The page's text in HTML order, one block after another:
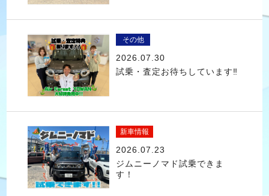
その他
2026.07.30
試乗・査定お待ちしています‼
新車情報
2026.07.23
ジムニーノマド試乗できま
す！